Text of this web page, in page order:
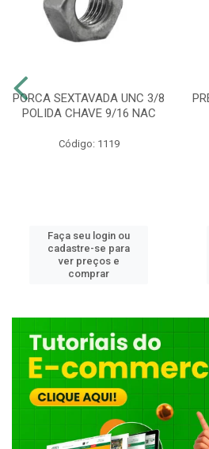
PORCA SEXTAVADA UNC 3/8
POLIDA CHAVE 9/16 NAC
Código: 1119
Faça seu login ou
cadastre-se para
ver preços e
comprar